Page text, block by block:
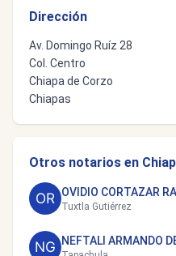
Dirección
Av. Domingo Ruíz 28
Col. Centro
Chiapa de Corzo
Chiapas
Otros notarios en
OVIDIO CORTAZAR
Tuxtla Gutiérrez
NEFTALI ARMANDO